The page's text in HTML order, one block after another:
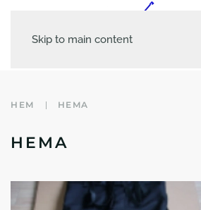
Skip to main content
HEM HEMA
HEMA